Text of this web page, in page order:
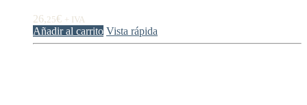
26,25€ + IVA
Añadir al carrito Vista rápida